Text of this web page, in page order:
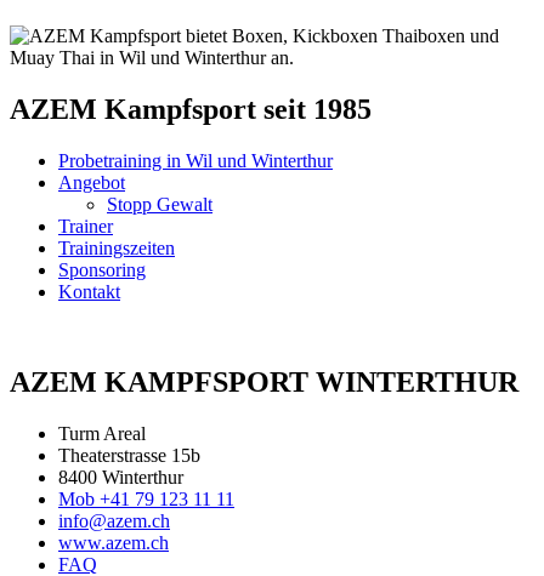
AZEM Kampfsport seit 1985
Probetraining in Wil und Winterthur
Angebot
Stopp Gewalt
Trainer
Trainingszeiten
Sponsoring
Kontakt
AZEM KAMPFSPORT WINTERTHUR
Turm Areal
Theaterstrasse 15b
8400 Winterthur
Mob +41 79 123 11 11
info@azem.ch
www.azem.ch
FAQ